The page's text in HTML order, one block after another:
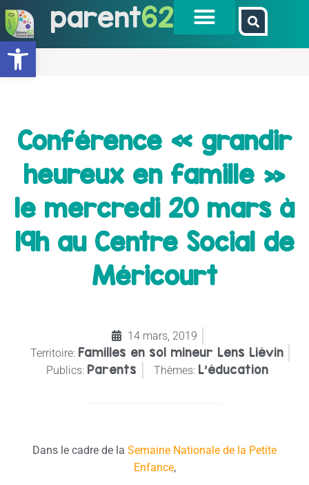
Ouvrir la barre d’outils
parent62
Conférence « grandir
heureux en famille »
le mercredi 20 mars à
19h au Centre Social de
Méricourt
14 mars, 2019
Territoire: Familles en sol mineur Lens Liévin
Publics: Parents Thèmes: L'éducation
Dans le cadre de la Semaine Nationale de la Petite
Enfance,